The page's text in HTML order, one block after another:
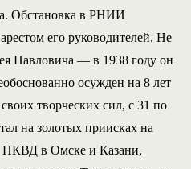
Обстановка в РНИИ
его руководителей. Не
Павловича — в 1938 году он
осужден на 8 лет
творческих сил, с 31 по
на золотых приисках на
в Омске и Казани,